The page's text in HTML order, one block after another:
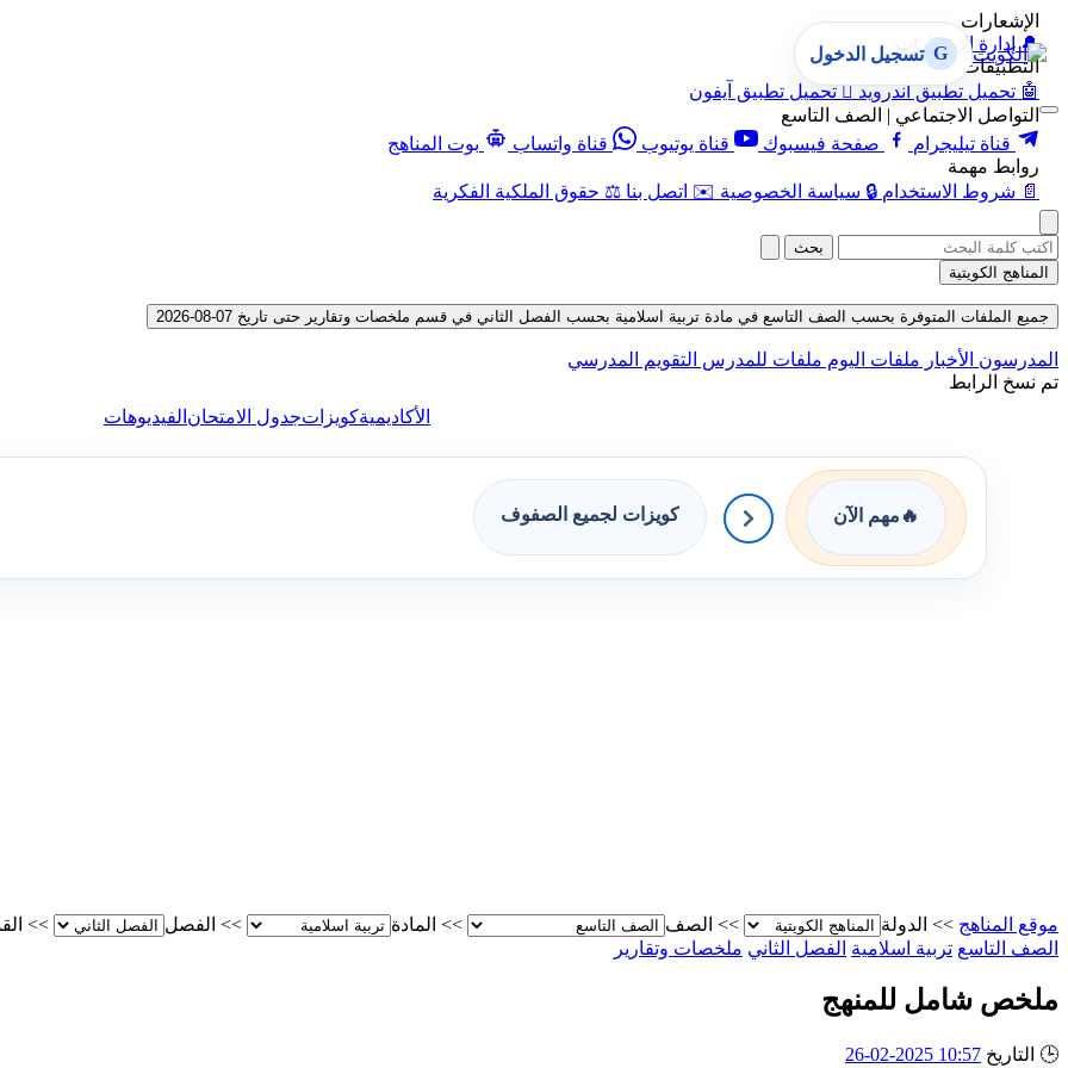
الإشعارات
🔔 إدارة الإشعارات
التطبيقات
🤖 تحميل تطبيق أندرويد  تحميل تطبيق آيفون
التواصل الاجتماعي | الصف التاسع
قناة تيليجرام
صفحة فيسبوك قناة يوتيوب قناة واتساب
بوت المناهج
روابط مهمة
📄 شروط الاستخدام 🔒 سياسة الخصوصية ✉️ اتصل بنا ⚖️ حقوق الملكية الفكرية
G تسجيل الدخول
بحث
المناهج الكويتية
جميع الملفات المتوفرة بحسب الصف التاسع في مادة تربية اسلامية بحسب الفصل الثاني في قسم ملخصات وتقارير حتى تاريخ 07-08-2026
المدرسون الأخبار ملفات اليوم ملفات للمدرس التقويم المدرسي
تم نسخ الرابط
الأكاديميةكويزاتجدول الامتحان الفيديوهات
🔥 مهم الآن كويزات لجميع الصفوف
موقع المناهج >> الدولة >> الصف >> المادة >> الفصل >>
الصف التاسع تربية اسلامية الفصل الثاني ملخصات وتقارير
ملخص شامل للمنهج
🕒 التاريخ 10:57 2025-02-26